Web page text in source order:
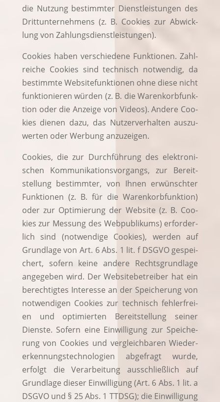
die Nut­zung bestimm­ter Dienst­leis­tun­gen des
Dritt­un­ter­neh­mens (z. B. Coo­kies zur Abwick­
lung von Zahlungsdienstleistungen).
Coo­kies haben ver­schie­de­ne Funk­tio­nen. Zahl­
rei­che Coo­kies sind tech­nisch not­wen­dig, da
bestimm­te Web­site­funk­tio­nen ohne die­se nicht
funk­tio­nie­ren wür­den (z. B. die Waren­korb­funk­
ti­on oder die Anzei­ge von Vide­os). Ande­re Coo­
kies die­nen dazu, das Nut­zer­ver­hal­ten aus­zu­
wer­ten oder Wer­bung anzuzeigen.
Coo­kies, die zur Durch­füh­rung des elek­tro­ni­
schen Kom­mu­ni­ka­ti­ons­vor­gangs, zur Bereit­
stel­lung bestimm­ter, von Ihnen erwünsch­ter
Funk­tio­nen (z. B. für die Waren­korb­funk­ti­on)
oder zur Opti­mie­rung der Web­site (z. B. Coo­
kies zur Mes­sung des Web­pu­bli­kums) erfor­der­
lich sind (not­wen­di­ge Coo­kies), wer­den auf
Grund­la­ge von Art. 6 Abs. 1 lit. f DSGVO gespei­
chert, sofern kei­ne ande­re Rechts­grund­la­ge
ange­ge­ben wird. Der Web­site­be­trei­ber hat ein
berech­tig­tes Inter­es­se an der Spei­che­rung von
not­wen­di­gen Coo­kies zur tech­nisch feh­ler­frei­
en und opti­mier­ten Bereit­stel­lung sei­ner
Diens­te. Sofern eine Ein­wil­li­gung zur Spei­che­
rung von Coo­kies und ver­gleich­ba­ren Wie­der­
erken­nungs­tech­no­lo­gien abge­fragt wur­de,
erfolgt die Ver­ar­bei­tung aus­schließ­lich auf
Grund­la­ge die­ser Ein­wil­li­gung (Art. 6 Abs. 1 lit. a
DSGVO und § 25 Abs. 1 TTDSG); die Ein­wil­li­gung